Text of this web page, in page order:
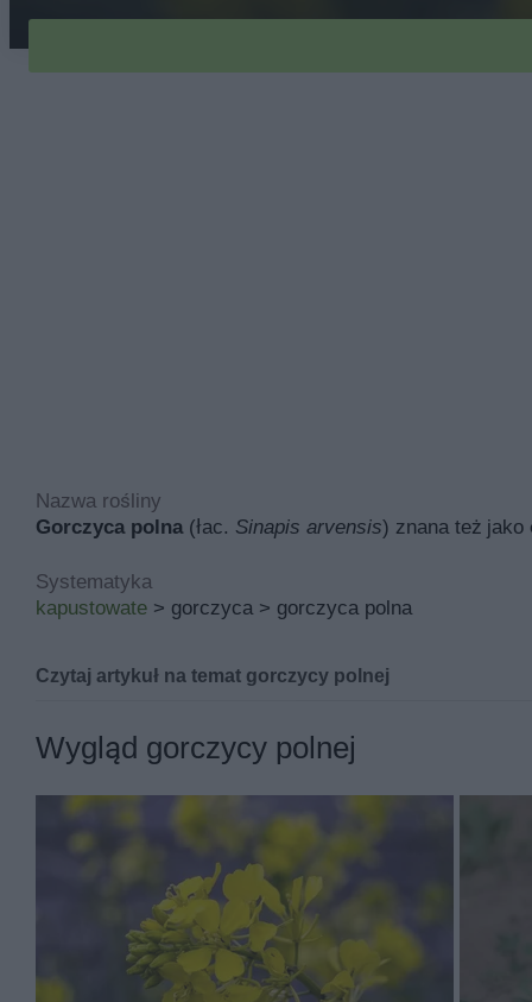
Nazwa rośliny
Gorczyca polna(łac. Sinapis arvensis) znana też jako
Systematyka
kapustowate > gorczyca > gorczyca polna
Czytaj artykuł na temat gorczycy polnej
Gorczyca polna - zwalczanie
Jeśli zainteresował cię ten temat,
Gorczyca polna – opis gatunku
Wygląd gorczycy polnej